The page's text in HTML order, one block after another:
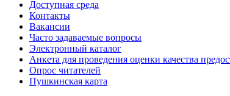
Доступная среда
Контакты
Вакансии
Часто задаваемые вопросы
Электронный каталог
Анкета для проведения оценки качества
Опрос читателей
Пушкинская карта